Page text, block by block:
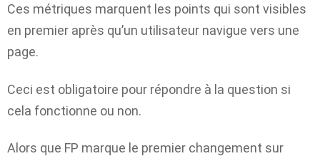
Ces métriques marquent les points qui sont visibles
en premier après qu’un utilisateur navigue vers une
page.
Ceci est obligatoire pour répondre à la question si
cela fonctionne ou non.
Alors que FP marque le premier changement sur